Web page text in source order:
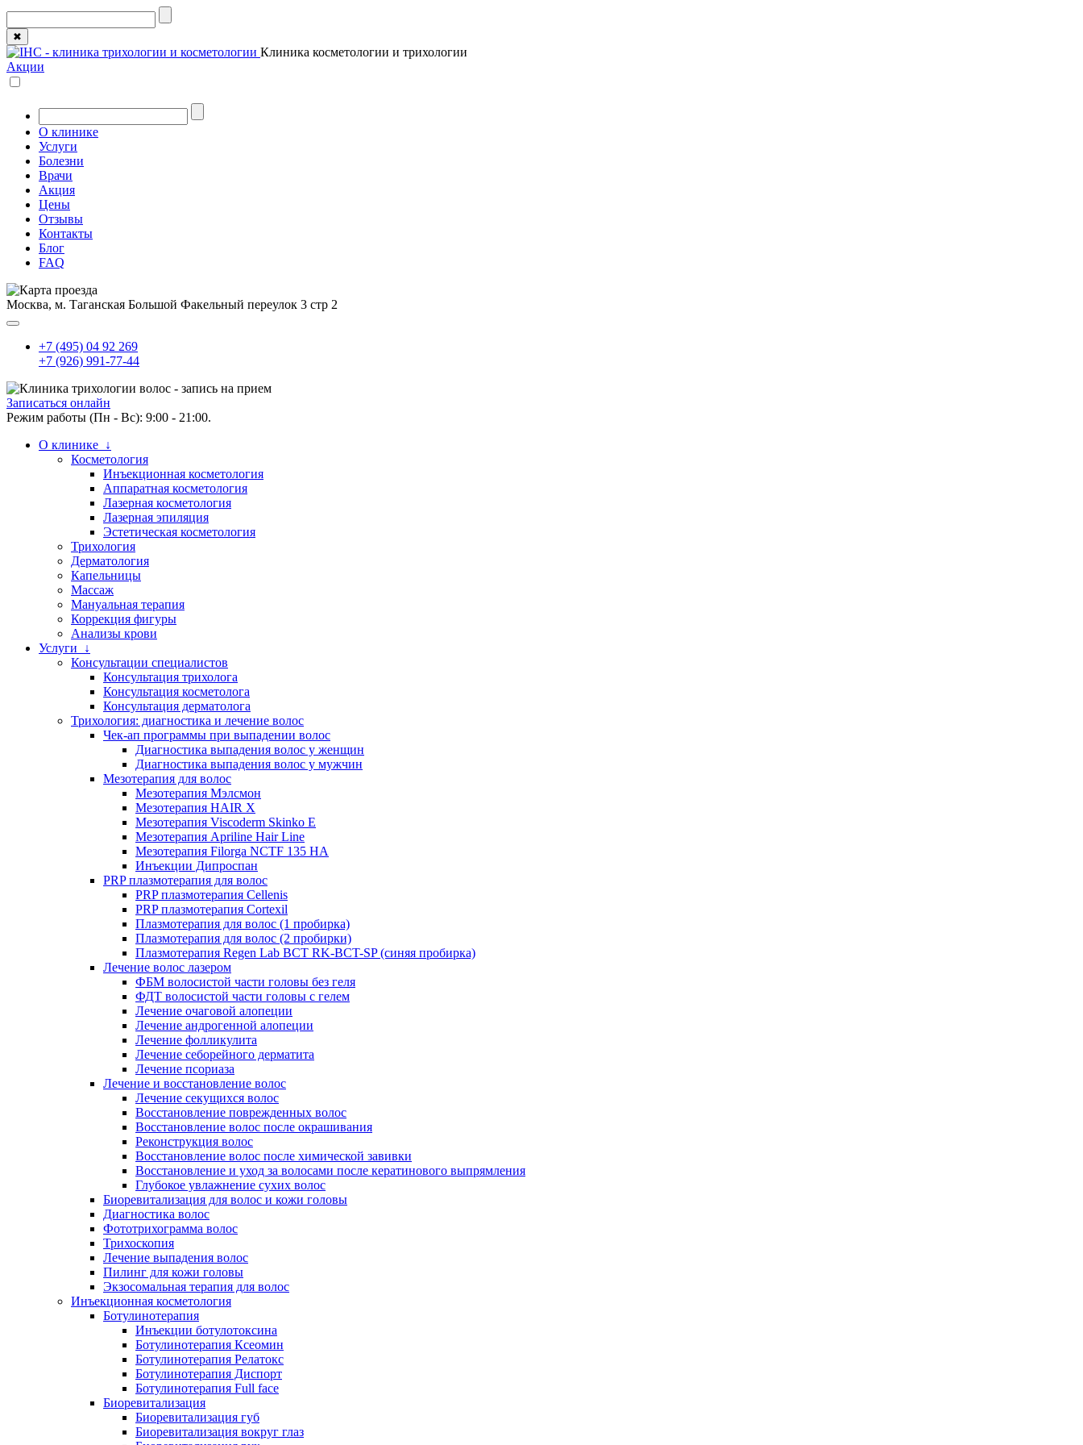
✖
Клиника косметологии и трихологии
Акции
О клинике
Услуги
Болезни
Врачи
Акция
Цены
Отзывы
Контакты
Блог
FAQ
Москва, м. Таганская Большой Факельный переулок 3 стр 2
+7 (495) 04 92 269
+7 (926) 991-77-44
Записаться онлайн
Режим работы (Пн - Вс): 9:00 - 21:00.
О клинике ↓
Косметология
Инъекционная косметология
Аппаратная косметология
Лазерная косметология
Лазерная эпиляция
Эстетическая косметология
Трихология
Дерматология
Капельницы
Массаж
Мануальная терапия
Коррекция фигуры
Анализы крови
Услуги ↓
Консультации специалистов
Консультация трихолога
Консультация косметолога
Консультация дерматолога
Трихология: диагностика и лечение волос
Чек-ап программы при выпадении волос
Диагностика выпадения волос у женщин
Диагностика выпадения волос у мужчин
Мезотерапия для волос
Мезотерапия Мэлсмон
Мезотерапия HAIR X
Мезотерапия Viscoderm Skinko E
Мезотерапия Apriline Hair Line
Мезотерапия Filorga NCTF 135 HA
Инъекции Дипроспан
PRP плазмотерапия для волос
PRP плазмотерапия Cellenis
PRP плазмотерапия Cortexil
Плазмотерапия для волос (1 пробирка)
Плазмотерапия для волос (2 пробирки)
Плазмотерапия Regen Lab BCT RK-BCT-SP (синяя пробирка)
Лечение волос лазером
ФБМ волосистой части головы без геля
ФДТ волосистой части головы с гелем
Лечение очаговой алопеции
Лечение андрогенной алопеции
Лечение фолликулита
Лечение себорейного дерматита
Лечение псориаза
Лечение и восстановление волос
Лечение секущихся волос
Восстановление поврежденных волос
Восстановление волос после окрашивания
Реконструкция волос
Восстановление волос после химической завивки
Восстановление и уход за волосами после кератинового выпрямления
Глубокое увлажнение сухих волос
Биоревитализация для волос и кожи головы
Диагностика волос
Фототрихограмма волос
Трихоскопия
Лечение выпадения волос
Пилинг для кожи головы
Экзосомальная терапия для волос
Инъекционная косметология
Ботулинотерапия
Инъекции ботулотоксина
Ботулинотерапия Ксеомин
Ботулинотерапия Релатокс
Ботулинотерапия Диспорт
Ботулинотерапия Full face
Биоревитализация
Биоревитализация губ
Биоревитализация вокруг глаз